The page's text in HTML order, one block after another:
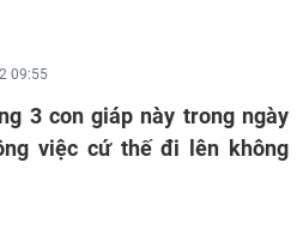
09:55
3 con giáp này trong ngày
việc cứ thế đi lên không